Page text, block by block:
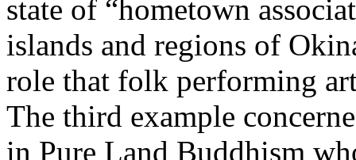
state of “hometown
islands and regions of
role that folk performing
The third example
in Pure Land Buddhism